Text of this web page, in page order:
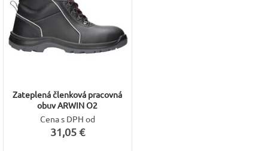
Zateplená členková pracovná
obuv ARWIN O2
Cena s DPH od
31,05 €